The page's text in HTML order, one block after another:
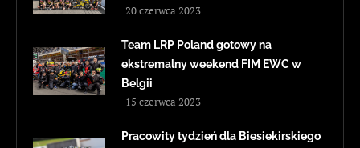
20 czerwca 2023
Team LRP Poland gotowy na
ekstremalny weekend FIM EWC w
Belgii
15 czerwca 2023
Pracowity tydzień dla Biesiekirskiego